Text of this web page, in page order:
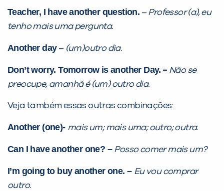
Teacher, I have another question. – Professor (a), eu
tenho mais uma pergunta.
Another day– (um)outro dia.
Don’t worry. Tomorrow is another Day. = Não se
preocupe, amanhã é (um) outro dia.
Veja também essas outras combinações:
Another (one)- mais um; mais uma; outro; outra.
Can I have another one? – Posso comer mais um?
I’m going to buy another one. – Eu vou comprar
outro.
Você é aluno inFlux?
Sim